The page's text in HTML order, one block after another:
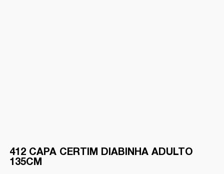
412 CAPA CERTIM DIABINHA ADULTO
135CM